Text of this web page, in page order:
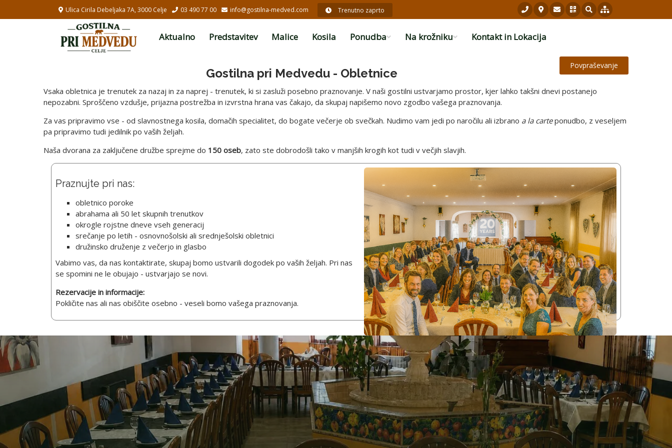
Ulica Cirila Debeljaka 7A, 3000 Celje 03 490 77 00 info@gostilna-medved.com Trenutno zaprto
Aktualno Predstavitev Malice Kosila Ponudba Na krožniku Kontakt in Lokacija
Povpraševanje
Gostilna pri Medvedu - Obletnice
Vsaka obletnica je trenutek za nazaj in za naprej - trenutek, ki si zasluži posebno praznovanje. V naši gostilni ustvarjamo prostor, kjer lahko takšni dnevi postanejo
nepozabni. Sproščeno vzdušje, prijazna postrežba in izvrstna hrana vas čakajo, da skupaj napišemo novo zgodbo vašega praznovanja.
Za vas pripravimo vse - od slavnostnega kosila, domačih specialitet, do bogate večerje ob svečkah. Nudimo vam jedi po naročilu ali izbrano a la carteponudbo, z veseljem
pa pripravimo tudi jedilnik po vaših željah.
Naša dvorana za zaključene družbe sprejme do 150 oseb, zato ste dobrodošli tako v manjših krogih kot tudi v večjih slavjih.
Praznujte pri nas:
obletnico poroke
abrahama ali 50 let skupnih trenutkov
okrogle rojstne dneve vseh generacij
srečanje po letih - osnovnošolski ali srednješolski obletnici
družinsko druženje z večerjo in glasbo
Vabimo vas, da nas kontaktirate, skupaj bomo ustvarili dogodek po vaših željah. Pri nas
se spomini ne le obujajo - ustvarjajo se novi.
Rezervacije in informacije:
Pokličite nas ali nas obiščite osebno - veseli bomo vašega praznovanja.